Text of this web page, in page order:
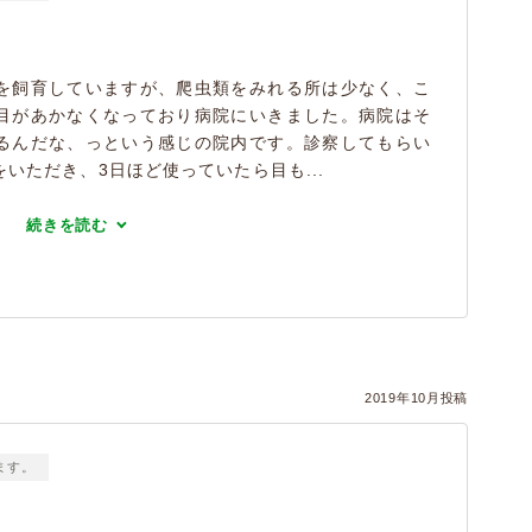
育していますが、爬虫類をみれる所は少なく、こ
があかなくなっており病院にいきました。病院はそ
んだな、っという感じの院内です。診察してもらい
ただき、3日ほど使っていたら目も...
続きを読む
2019年10月投稿
。